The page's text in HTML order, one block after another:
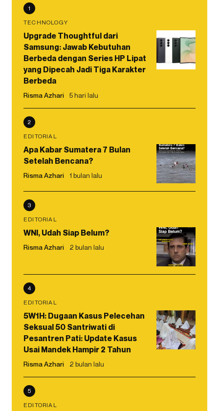
1
TECHNOLOGY
Upgrade Thoughtful dari
Samsung: Jawab Kebutuhan
Berbeda dengan Series HP Lipat
yang Dipecah Jadi Tiga Karakter
Berbeda
Risma Azhari 5 hari lalu
2
EDITORIAL
Apa Kabar Sumatera 7 Bulan
Setelah Bencana?
Risma Azhari 1 bulan lalu
3
EDITORIAL
WNI, Udah Siap Belum?
Risma Azhari 2 bulan lalu
4
EDITORIAL
5W1H: Dugaan Kasus Pelecehan
Seksual 50 Santriwati di
Pesantren Pati: Update Kasus
Usai Mandek Hampir 2 Tahun
Risma Azhari 2 bulan lalu
5
EDITORIAL